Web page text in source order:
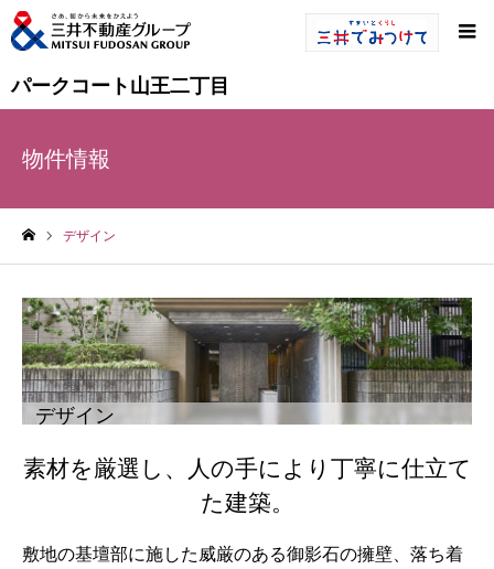
パークコート山王二丁目
物件情報
デザイン
デザイン
素材を厳選し、人の手により丁寧に仕立て
た建築。
敷地の基壇部に施した威厳のある御影石の擁壁、落ち着